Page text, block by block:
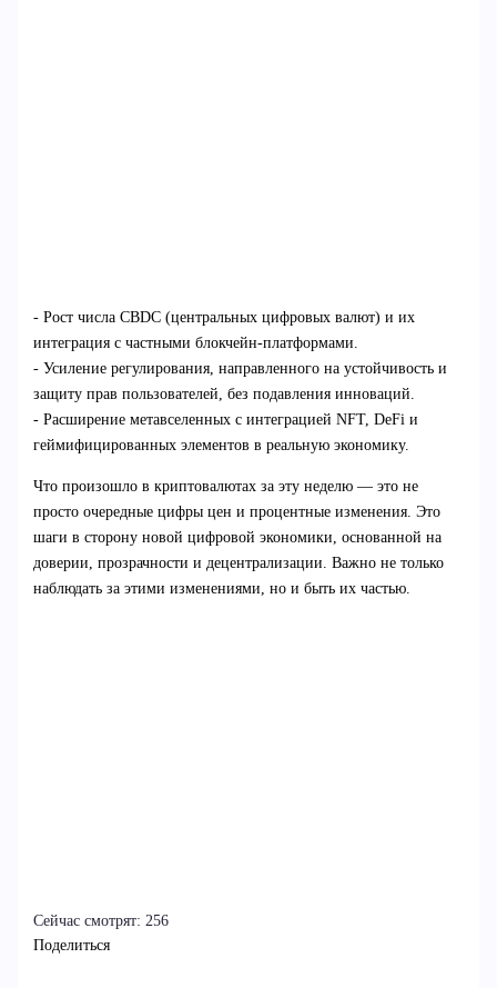
- Рост числа CBDC (центральных цифровых валют) и их
интеграция с частными блокчейн-платформами.
- Усиление регулирования, направленного на устойчивость и
защиту прав пользователей, без подавления инноваций.
- Расширение метавселенных с интеграцией NFT, DeFi и
геймифицированных элементов в реальную экономику.
Что произошло в криптовалютах за эту неделю — это не
просто очередные цифры цен и процентные изменения. Это
шаги в сторону новой цифровой экономики, основанной на
доверии, прозрачности и децентрализации. Важно не только
наблюдать за этими изменениями, но и быть их частью.
Сейчас смотрят: 256
Поделиться